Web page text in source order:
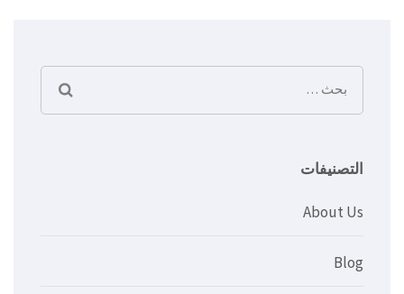
البحث
عن:
التصنيفات
About Us
Blog